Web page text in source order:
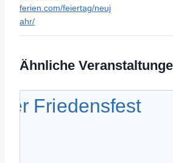
ferien.com/feiertag/neuj
ahr/
Ähnliche